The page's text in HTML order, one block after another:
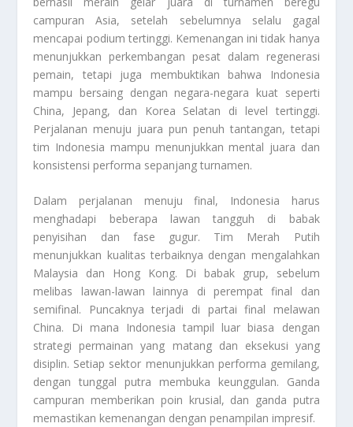
campuran Asia, setelah sebelumnya selalu gagal
mencapai podium tertinggi. Kemenangan ini tidak hanya
menunjukkan perkembangan pesat dalam regenerasi
pemain, tetapi juga membuktikan bahwa Indonesia
mampu bersaing dengan negara-negara kuat seperti
China, Jepang, dan Korea Selatan di level tertinggi.
Perjalanan menuju juara pun penuh tantangan, tetapi
tim Indonesia mampu menunjukkan mental juara dan
konsistensi performa sepanjang turnamen.
Dalam perjalanan menuju final, Indonesia harus
menghadapi beberapa lawan tangguh di babak
penyisihan dan fase gugur. Tim Merah Putih
menunjukkan kualitas terbaiknya dengan mengalahkan
Malaysia dan Hong Kong. Di babak grup, sebelum
melibas lawan-lawan lainnya di perempat final dan
semifinal. Puncaknya terjadi di partai final melawan
China. Di mana Indonesia tampil luar biasa dengan
strategi permainan yang matang dan eksekusi yang
disiplin. Setiap sektor menunjukkan performa gemilang,
dengan tunggal putra membuka keunggulan. Ganda
campuran memberikan poin krusial, dan ganda putra
memastikan kemenangan dengan penampilan impresif.